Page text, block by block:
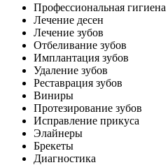
Профессиональная гигиена
Лечение десен
Лечение зубов
Отбеливание зубов
Имплантация зубов
Удаление зубов
Реставрация зубов
Виниры
Протезирование зубов
Исправление прикуса
Элайнеры
Брекеты
Диагностика